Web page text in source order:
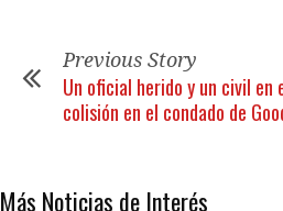
Previous Story
Un oficial herido y un civil
colisión en el condado de
Más Noticias de Interés